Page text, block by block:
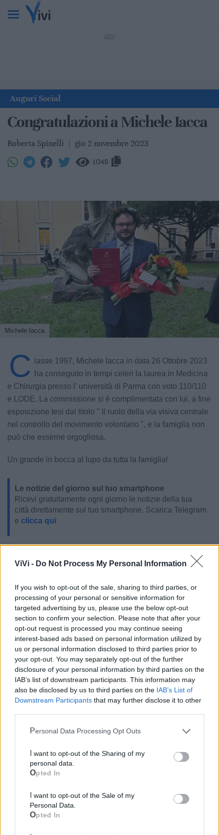
ViVi - Do Not Process My Personal Information
If you wish to opt-out of the sale, sharing to third parties, or
processing of your personal or sensitive information for
targeted advertising by us, please use the below opt-out
section to confirm your selection. Please note that after your
opt-out request is processed you may continue seeing
interest-based ads based on personal information utilized by
us or personal information disclosed to third parties prior to
your opt-out. You may separately opt-out of the further
disclosure of your personal information by third parties on the
IAB’s list of downstream participants. This information may
also be disclosed by us to third parties on the IAB’s List of
Downstream Participants that may further disclose it to other
Personal Data Processing Opt Outs
personal data.
Opted In
Personal Data.
Opted In
Auguri Social
Congratulazioni a Michele Iacca
Roberta Spinelli gio 2 novembre 2023
1048
Michele Iacca
C
lasse 1997, Michele Iacca in data 26 Ottobre 2023
ha conseguito in tempi celeri la laurea in Medicina
e Chirurgia presso l' università di Parma con voto 110/110
e LODE. La commissione si è complimentata con lui, a fine
esposizione tesi dal titolo " Il ruolo della via visiva centrale
nel controllo del movimento volontario ", e la famiglia non
può che esserne orgogliosa.
Un grande in bocca al lupo da tutta la famiglia!
Le notizie del giorno sul tuo smartphone
Ricevi gratuitamente ogni giorno le notizie della tua
città direttamente sul tuo smartphone. Scarica Telegram
e clicca qui
Mondo CIA